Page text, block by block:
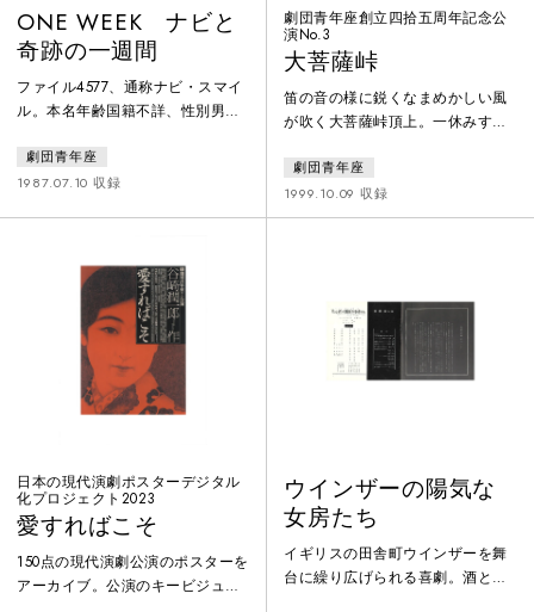
ONE WEEK ナビと
奇跡の一週間
ファイル4577、通称ナビ・スマイ
ル。本名年齢国籍不詳、性別男
±２。体重６４キロ、測定誤差
±１。職業殺し屋。１９××年のあ
して核とSDI。与えられた時間は、
ONE WEEK。
劇団青年座
1987.07.10 収録
劇団青年座創立四拾五周年記念公
演No.3
大菩薩峠
笛の音の様に鋭くなまめかしい風
が吹く大菩薩峠頂上。一休みする
机龍之助は、武州御岳山ふもと沢
井村の「甲源一刀流沢井道場」の
跡取りであった。折しも4年に一度
するが、もとより応ずるはずもな
く龍之助はお浜を犯す。この事実
を知る文之丞。遺恨試合となった
結果、故郷を追われる龍之助とお
劇団青年座
1999.10.09 収録
日本の現代演劇ポスターデジタル
化プロジェクト2023
愛すればこそ
150点の現代演劇公演のポスターを
アーカイブ。公演のキービジュア
ウインザーの陽気な
女房たち
イギリスの田舎町ウインザーを舞
台に繰り広げられる喜劇。酒と女